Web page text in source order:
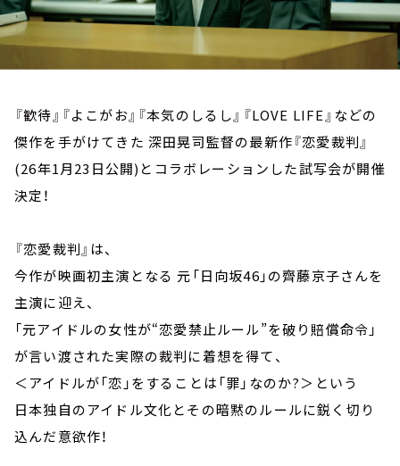
『歓待』『よこがお』『本気のしるし』『LOVE LIFE』などの
傑作を手がけてきた 深田晃司監督の最新作『恋愛裁判』
(26年1月23日公開)とコラボレーションした試写会が開催
決定！
『恋愛裁判』は、
今作が映画初主演となる 元「日向坂46」の齊藤京子さんを
主演に迎え、
「元アイドルの女性が“恋愛禁止ルール”を破り賠償命令」
が言い渡された実際の裁判に着想を得て、
＜アイドルが「恋」をすることは「罪」なのか?＞という
日本独自のアイドル文化とその暗黙のルールに鋭く切り
込んだ意欲作！